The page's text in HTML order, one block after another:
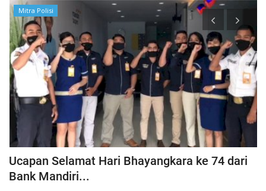
Mitra Polisi
Ucapan Selamat Hari Bhayangkara ke 74 dari
Bank Mandiri...